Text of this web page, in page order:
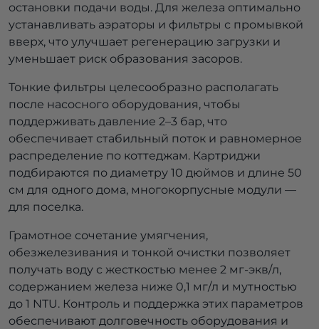
остановки подачи воды. Для железа оптимально
устанавливать аэраторы и фильтры с промывкой
вверх, что улучшает регенерацию загрузки и
уменьшает риск образования засоров.
Тонкие фильтры целесообразно располагать
после насосного оборудования, чтобы
поддерживать давление 2–3 бар, что
обеспечивает стабильный поток и равномерное
распределение по коттеджам. Картриджи
подбираются по диаметру 10 дюймов и длине 50
см для одного дома, многокорпусные модули —
для поселка.
Грамотное сочетание умягчения,
обезжелезивания и тонкой очистки позволяет
получать воду с жесткостью менее 2 мг-экв/л,
содержанием железа ниже 0,1 мг/л и мутностью
до 1 NTU. Контроль и поддержка этих параметров
обеспечивают долговечность оборудования и